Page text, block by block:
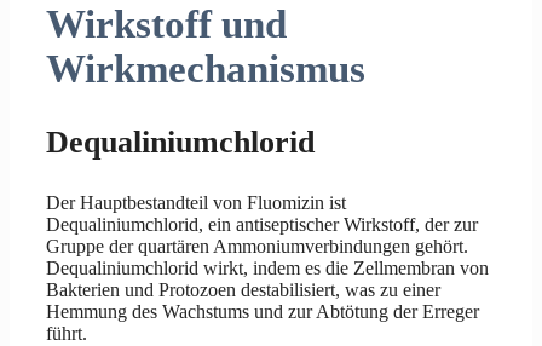
Wirkstoff und
Wirkmechanismus
Dequaliniumchlorid
Der Hauptbestandteil von Fluomizin ist
Dequaliniumchlorid, ein antiseptischer Wirkstoff, der zur
Gruppe der quartären Ammoniumverbindungen gehört.
Dequaliniumchlorid wirkt, indem es die Zellmembran von
Bakterien und Protozoen destabilisiert, was zu einer
Hemmung des Wachstums und zur Abtötung der Erreger
führt.